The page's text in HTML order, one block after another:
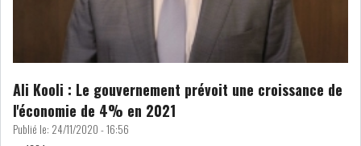
TRANSITION VERTE AU
MAGHREB : ENTRE OPPO...
RSS
INTERNATIONAL
Ali Kooli : Le gouvernement prévoit une croissance de
l'économie de 4% en 2021
Publié le: 24/11/2020 - 16:56